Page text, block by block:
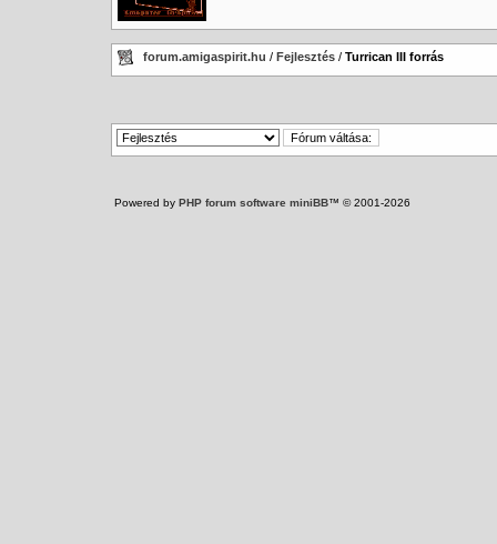
forum.amigaspirit.hu / Fejlesztés / Turrican III forrás
Powered by PHP forum software miniBB™ © 2001-2026